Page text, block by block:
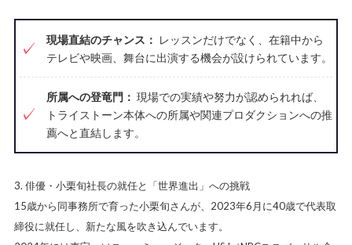
現場直結のチャンス： レッスンだけでなく、在籍中から
テレビや映画、舞台に出演する機会が設けられています。
所属への登竜門： 現場での実績や努力が認められれば、
トライストーン本体への所属や関連プロダクションへの推
薦へと直結します。
3. 俳優・小栗旬社長の就任と「世界進出」への挑戦
15歳から同事務所で育った小栗旬さんが、2023年6月に40歳で代表取
締役に就任し、新たな風を吹き込んでいます。